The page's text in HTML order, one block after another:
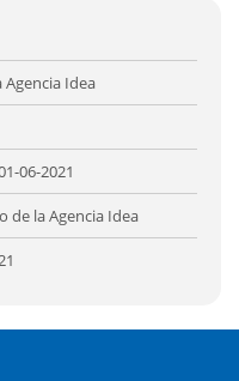
Agencia Idea
06-2021
de la Agencia Idea